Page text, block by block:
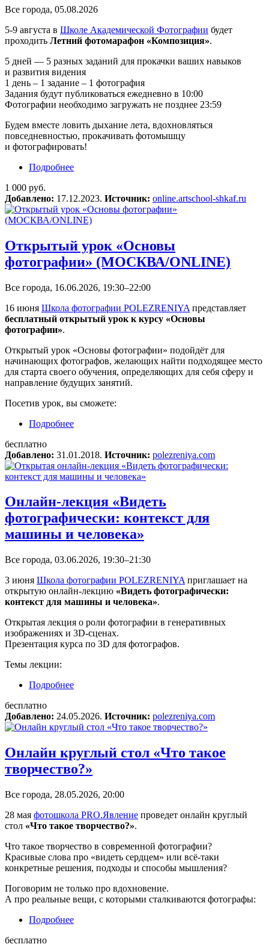
Все города, 05.08.2026
5-9 августа в Школе Академической Фотографии будет
проходить Летний фотомарафон «Композиция».
5 дней — 5 разных заданий для прокачки ваших навыков
и развития видения
1 день – 1 задание – 1 фотография
Задания будут публиковаться ежедневно в 10:00
Фотографии необходимо загружать не позднее 23:59
Будем вместе ловить дыхание лета, вдохновляться
повседневностью, прокачивать фотомышцу
и фотографировать!
Подробнее
1 000 руб.
Добавлено: 17.12.2023. Источник: online.artschool-shkaf.ru
Открытый урок «Основы
фотографии» (МОСКВА/ONLINE)
Все города, 16.06.2026, 19:30–22:00
16 июня Школа фотографии POLEZRENIYA представляет
бесплатный открытый урок к курсу «Основы
фотографии».
Открытый урок «Основы фотографии» подойдёт для
начинающих фотографов, желающих найти подходящее место
для старта своего обучения, определяющих для себя сферу и
направление будущих занятий.
Посетив урок, вы сможете:
Подробнее
бесплатно
Добавлено: 31.01.2018. Источник: polezreniya.com
Онлайн-лекция «Видеть
фотографически: контекст для
машины и человека»
Все города, 03.06.2026, 19:30–21:30
3 июня Школа фотографии POLEZRENIYA приглашает на
открытую онлайн-лекцию «Видеть фотографически:
контекст для машины и человека».
Открытая лекция о роли фотографии в генеративных
изображениях и 3D-сценах.
Презентация курса по 3D для фотографов.
Темы лекции:
Подробнее
бесплатно
Добавлено: 24.05.2026. Источник: polezreniya.com
Онлайн круглый стол «Что такое
творчество?»
Все города, 28.05.2026, 20:00
28 мая фотошкола PRO.Явление проведет онлайн круглый
стол «Что такое творчество?».
Что такое творчество в современной фотографии?
Красивые слова про «видеть сердцем» или всё-таки
конкретные решения, подходы и способы мышления?
Поговорим не только про вдохновение.
А про реальные вещи, с которыми сталкиваются фотографы:
Подробнее
бесплатно